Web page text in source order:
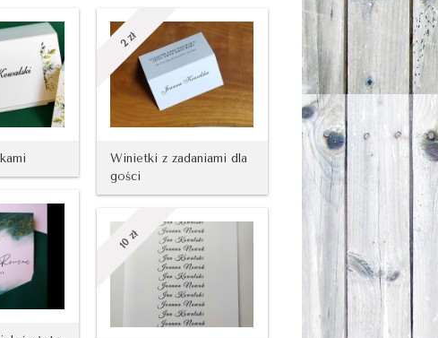
2
zł
Winietki z zadaniami dla
gości
10zł